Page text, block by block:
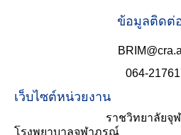
ข้อมูลติดต่อ
064-
เว็บไซต์หน่วยงาน
ราชวิทยาลัยจุ
โรงพยาบาลจุฬาภรณ์